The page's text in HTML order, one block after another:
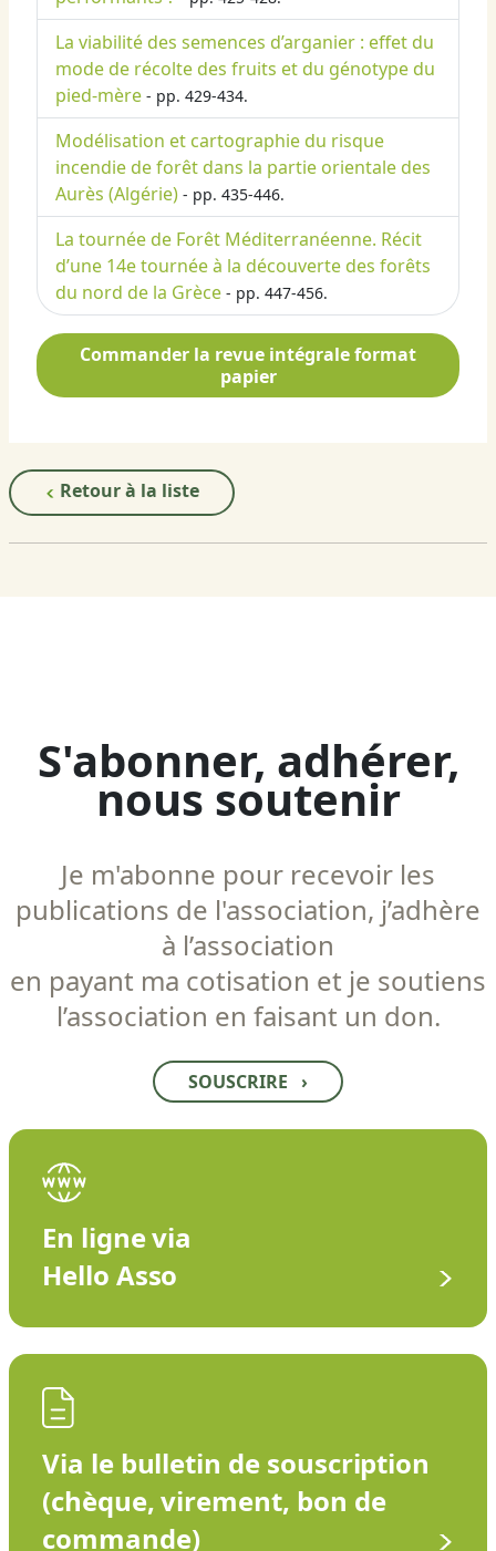
La viabilité des semences d’arganier : effet du
mode de récolte des fruits et du génotype du
pied-mère - pp. 429-434.
Modélisation et cartographie du risque
incendie de forêt dans la partie orientale des
Aurès (Algérie) - pp. 435-446.
La tournée de Forêt Méditerranéenne. Récit
d’une 14e tournée à la découverte des forêts
du nord de la Grèce - pp. 447-456.
Commander la revue intégrale format
papier
Retour à la liste
S'abonner, adhérer,
nous soutenir
Je m'abonne pour recevoir les
publications de l'association, j’adhère
à l’association
en payant ma cotisation et je soutiens
l’association en faisant un don.
SOUSCRIRE ›
En ligne via
Hello Asso
Via le bulletin de souscription
(chèque, virement, bon de
commande)